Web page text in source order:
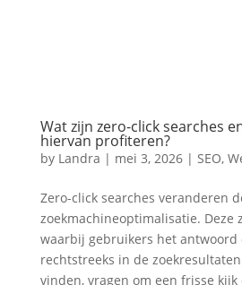
Wat zijn zero-click searches
hiervan profiteren?
by Landra | mei 3, 2026| SEO,
Zero-click searches veranderen
zoekmachineoptimalisatie. Deze
waarbij gebruikers het antwoord
rechtstreeks in de
vinden, vragen om een frisse